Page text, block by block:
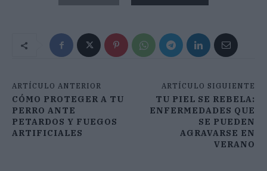
ARTÍCULO ANTERIOR
CÓMO PROTEGER A TU
PERRO ANTE
PETARDOS Y FUEGOS
ARTIFICIALES
ARTÍCULO SIGUIENTE
TU PIEL SE REBELA:
ENFERMEDADES QUE
SE PUEDEN
AGRAVARSE EN
VERANO